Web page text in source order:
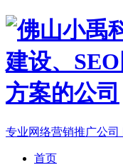
专业网络营销推广公司
首页